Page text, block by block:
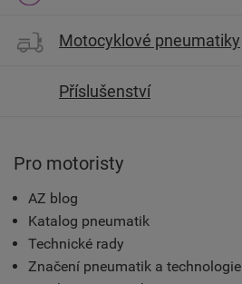
Motocyklové pneumatiky
Příslušenství
Pro motoristy
AZ blog
Katalog pneumatik
Technické rady
Značení pneumatik a technologie